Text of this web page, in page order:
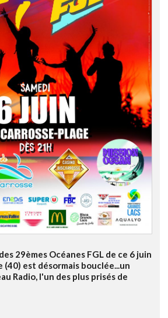
29èmes Océanes FGL de ce 6 juin
(40) est désormais bouclée...un
Radio, l'un des plus prisés de